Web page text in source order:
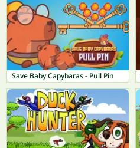
Save Baby Capybaras - Pull Pin